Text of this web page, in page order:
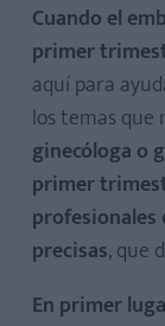
Análisis de
Ecografías del
Primera
Ecografía del
Ecografía del
Triple
Cuando el
primer
aquí para
los temas que
ginecóloga o
primer
profesionales
precisas, que
En primer